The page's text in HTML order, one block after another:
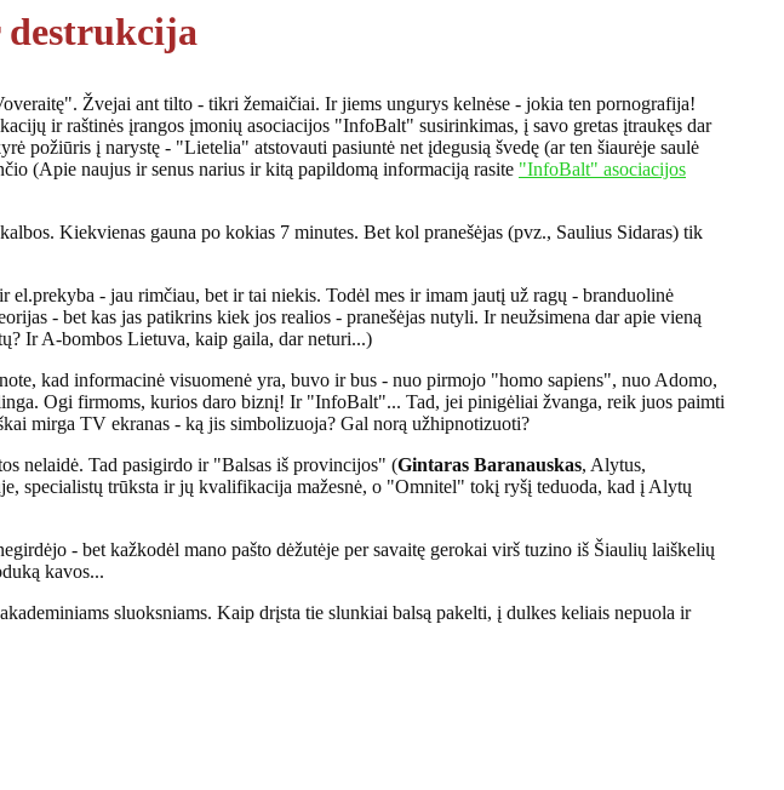
Žvejai ant tilto - tikri žemaičiai. Ir jiems ungurys kelnėse - jokia ten pornografija!
ir raštinės įrangos įmonių asociacijos "InfoBalt" susirinkimas, į savo gretas įtraukęs dar
požiūris į narystę - "Lietelia" atstovauti pasiuntė net įdegusią švedę (ar ten šiaurėje saulė
(Apie naujus ir senus narius ir kitą papildomą informaciją rasite "InfoBalt" asociacijos
Kiekvienas gauna po kokias 7 minutes. Bet kol pranešėjas (pvz., Saulius Sidaras) tik
- jau rimčiau, bet ir tai niekis. Todėl mes ir imam jautį už ragų - branduolinė
- bet kas jas patikrins kiek jos realios - pranešėjas nutyli. Ir neužsimena dar apie vieną
Ir A-bombos Lietuva, kaip gaila, dar neturi...)
kad informacinė visuomenė yra, buvo ir bus - nuo pirmojo "homo sapiens", nuo Adomo,
Ogi firmoms, kurios daro biznį! Ir "InfoBalt"... Tad, jei pinigėliai žvanga, reik juos paimti
mirga TV ekranas - ką jis simbolizuoja? Gal norą užhipnotizuoti?
nelaidė. Tad pasigirdo ir "Balsas iš provincijos" (Gintaras Baranauskas, Alytus,
specialistų trūksta ir jų kvalifikacija mažesnė, o "Omnitel" tokį ryšį teduoda, kad į Alytų
- bet kažkodėl mano pašto dėžutėje per savaitę gerokai virš tuzino iš Šiaulių laiškelių
kavos...
sluoksniams. Kaip drįsta tie slunkiai balsą pakelti, į dulkes keliais nepuola ir